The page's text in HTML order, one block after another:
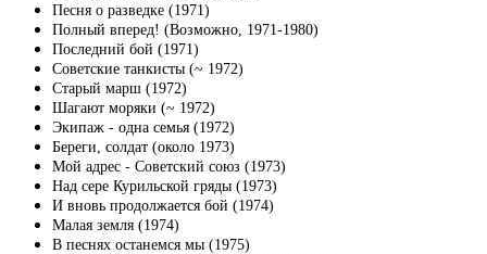
Песня о разведке (1971)
Полный вперед! (Возможно, 1971-1980)
Последний бой (1971)
Советские танкисты (~ 1972)
Старый марш (1972)
Шагают моряки (~ 1972)
Экипаж - одна семья (1972)
Береги, солдат (около 1973)
Мой адрес - Советский союз (1973)
Над сере Курильской гряды (1973)
И вновь продолжается бой (1974)
Малая земля (1974)
В песнях останемся мы (1975)